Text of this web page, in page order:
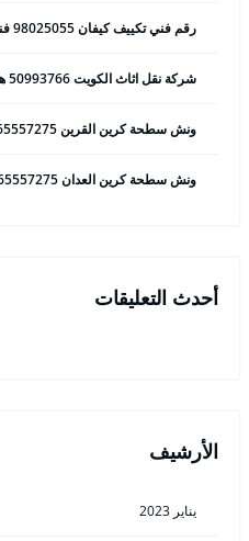
رقم فني تكييف كيفان 98025055 فني تكييف مركزي 24 ساعة
شركة نقل اثاث الكويت 50993766 هاف لوري وانيت نقل عفش
ونش سطحة كرين القرين 65557275 ونش سحب وانقاذ سيارات
ونش سطحة كرين العدان 65557275 ونش سحب وانقاذ سيارات
أحدث التعليقات
الأرشيف
يناير 2023